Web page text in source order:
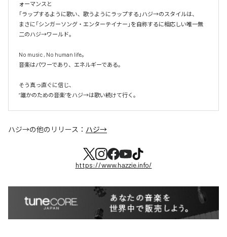
ォーマンスと
「ラップするように歌い、歌うようにラップする」ハジ→のスタイルは、
まさに「シンガーソング・エンターテイナー」を自称するに相応しい唯一無
二のハジ→ワールド。
No music , No human life。
音楽はパワーであり、エネルギーである。
そう真っ直ぐに信じ、
ハジ→の他のリリース： ハジ→
https://www.hazzie.info/